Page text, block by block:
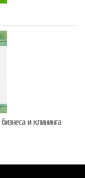
и клининга